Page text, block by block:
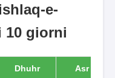
e-
10 giorni
Dhuhr Asr